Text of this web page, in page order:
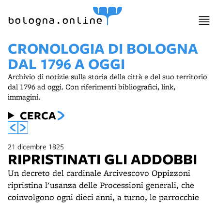
bologna.online
CRONOLOGIA DI BOLOGNA
DAL 1796 A OGGI
Archivio di notizie sulla storia della città e del suo territorio
dal 1796 ad oggi. Con riferimenti bibliografici, link,
immagini.
CERCA
21 dicembre 1825
RIPRISTINATI GLI ADDOBBI
Un decreto del cardinale Arcivescovo Oppizzoni
ripristina l'usanza delle Processioni generali, che
coinvolgono ogni dieci anni, a turno, le parrocchie